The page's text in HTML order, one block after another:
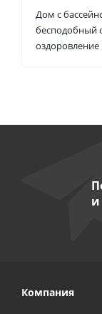
Дом с
бесподобный
оздоровление
и
Компания